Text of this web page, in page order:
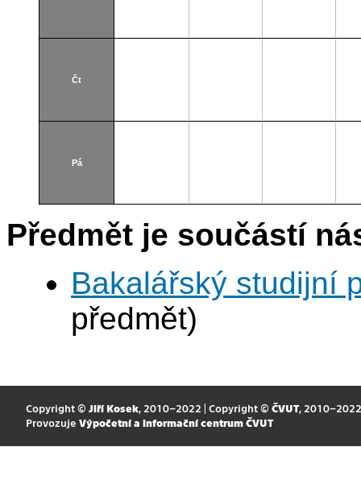
Čt
Pá
Předmět je součástí
Bakalářský studijní
předmět)
Copyright © Jiří Kosek, 2010–2022 | Copyright © ČVUT, 2010–2022
Provozuje Výpočetní a informační centrum ČVUT